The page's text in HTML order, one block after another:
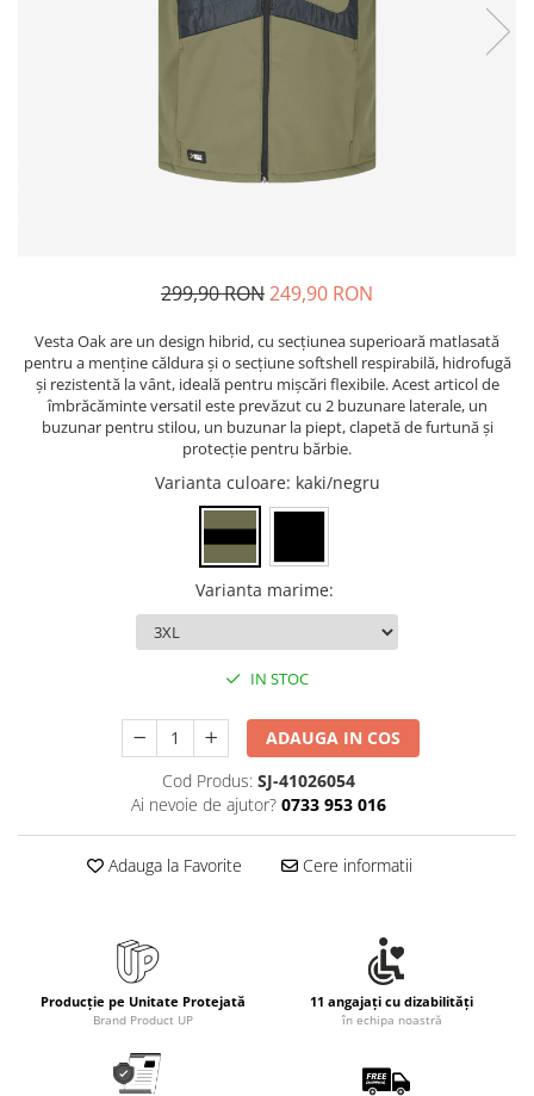
Instrumente de scris eco
Rezerve instrumente scris
Tavite documente si suporturi
Ascutitori, radiere, agrafe
Foarfece pentru birou
Echipamente medicale
Accesorii pentru protectia capului
Pachete promotionale
Accesorii pentru protectia muncii
Sosete de lucru
Branturi
Diverse accesorii
Articole de unica folosinta
Suporturi si huse telefoane &
299,90 RON249,90 RON
Vesta Oak are un design hibrid, cu secțiunea superioară matlasată
pentru a menține căldura și o secțiune softshell respirabilă, hidrofugă
și rezistentă la vânt, ideală pentru mișcări flexibile. Acest articol de
îmbrăcăminte versatil este prevăzut cu 2 buzunare laterale, un
buzunar pentru stilou, un buzunar la piept, clapetă de furtună și
protecție pentru bărbie.
Varianta culoare: kaki/negru
Varianta marime:
IN STOC
ADAUGA IN COS
Cod Produs: SJ-41026054
Ai nevoie de ajutor? 0733 953 016
Adauga la Favorite Cere informatii
Producție pe Unitate Protejată
Brand Product UP
11 angajați cu dizabilități
în echipa noastră